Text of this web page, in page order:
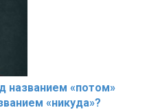
названием «потом»
«никуда»?